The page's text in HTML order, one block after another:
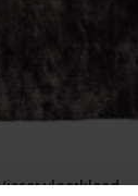
vloerkleed